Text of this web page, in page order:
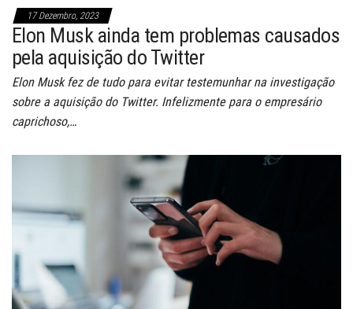
17 Dezembro, 2023
Elon Musk ainda tem problemas causados
pela aquisição do Twitter
Elon Musk fez de tudo para evitar testemunhar na investigação
sobre a aquisição do Twitter. Infelizmente para o empresário
caprichoso,…